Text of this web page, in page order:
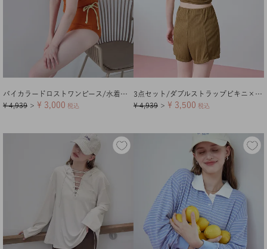
バイカラードロストワンピース/水着【メール便可／100】
¥ 4,939 ＞ ¥ 3,000 税込
3点セット/ダブルストラップビキニ×ショートパンツ/水着【メール便可／100】
¥ 4,939 ＞ ¥ 3,500 税込